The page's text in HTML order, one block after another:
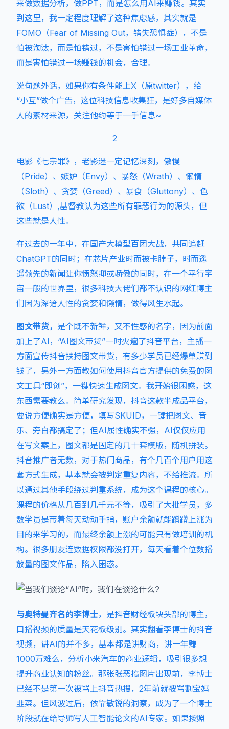
来做数据分析，做PPT，而是怎么用AI来赚钱。其实
到这里，我一定程度理解了这种焦虑感，其实就是
FOMO（Fear of Missing Out，错失恐惧症），不是
怕被淘汰，而是怕错过，不是害怕错过一场工业革命，
而是害怕错过一场赚钱的机会，合理。
说句题外话，如果你有条件能上X（原twitter），给
“小互”做个广告，这位科技信息收集狂，是好多自媒体
人的素材来源，关注他约等于一手信息~
2
电影《七宗罪》，老影迷一定记忆深刻，傲慢
（Pride）、嫉妒（Envy）、暴怒（Wrath）、懒惰
（Sloth）、贪婪（Greed）、暴食（Gluttony）、色
欲（Lust）,基督教认为这些所有罪恶行为的源头，但
这些就是人性。
在过去的一年中，在国产大模型百团大战，共同追赶
ChatGPT的同时；在芯片产业时而被卡脖子，时而遥
遥领先的新闻让你愤怒抑或骄傲的同时，在一个平行宇
宙一般的世界里，很多科技大佬们都不认识的网红博主
们因为深谙人性的贪婪和懒惰，做得风生水起。
图文带货， 是个既不新鲜，又不性感的名字，因为前面
加上了AI，“AI图文带货”一时火遍了抖音平台，主播一
方面宣传抖音扶持图文带货，有多少学员已经爆单赚到
钱了，另外一方面教如何使用抖音官方提供的免费的图
文工具“即创”，一键快速生成图文。我开始很困惑，这
东西需要教么。简单研究发现，抖音这款半成品平台，
要说方便确实是方便，填写SKUID，一键把图文、音
乐、旁白都搞定了；但AI属性确实不强，AI仅仅应用
在写文案上，图文都是固定的几十套模版，随机拼装。
抖音推广者无数，对于热门商品，有个几百个用户用这
套方式生成，基本就会被判定重复内容，不给推流。所
以通过其他手段绕过判重系统，成为这个课程的核心。
课程的价格从几百到几千元不等，吸引了大批学员，多
数学员是带着每天动动手指，账户余额就能蹭蹭上涨为
目的来学习的，而最终余额上涨的可能只有做培训的机
构。很多朋友连数据权限都没打开，每天看着个位数播
放量的图文作品，陷入困惑。
与奥特曼齐名的李博士，是抖音财经板块头部的博主，
口播视频的质量是天花板级别。其实翻看李博士的抖音
视频，讲AI的并不多，基本都是讲财商，讲一年赚
1000万难么，分析小米汽车的商业逻辑，吸引很多想
提升商业认知的粉丝。那张张恶搞图片出现前，李博士
已经不是第一次被骂上抖音热搜，2年前就被骂割宝妈
韭菜。但风波过后，依靠敏锐的洞察，成为了一个博士
阶段就在给导师写人工智能论文的AI专家。如果按照